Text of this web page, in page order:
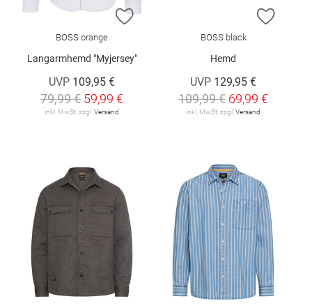
ZUR WUNSCHLISTE HINZUFÜGEN
BOSS orange
Langarmhemd "Myjersey"
UVP 109,95 €
79,99 € 59,99 €
inkl. MwSt. zzgl.Versand
ZUR
BOSS black
Hemd
UVP 129,95 €
109,99 € 69,99 €
inkl. MwSt. zzgl.Versand